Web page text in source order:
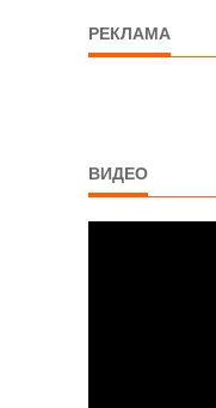
РЕКЛАМА
ВИДЕО